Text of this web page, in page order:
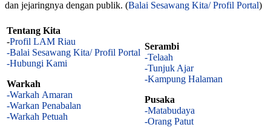
dan jejaringnya dengan publik. (Balai Sesawang Kita/ Profil Portal)
Tentang Kita
-Profil LAM Riau
-Balai Sesawang Kita/ Profil Portal
-Hubungi Kami
Warkah
-Warkah Amaran
-Warkan Penabalan
-Warkah Petuah
Serambi
-Telaah
-Tunjuk Ajar
-Kampung Halaman
Pusaka
-Matabudaya
-Orang Patut